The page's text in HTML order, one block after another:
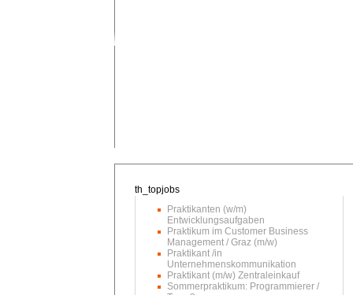
Praktikanten (w/m)
Entwicklungsaufgaben
Praktikum im Customer Business
Management / Graz (m/w)
Praktikant /in
Unternehmenskommunikation
Praktikant (m/w) Zentraleinkauf
Sommerpraktikum: Programmierer /